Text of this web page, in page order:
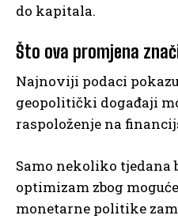
do kapitala.
Što ova promjena
Najnoviji podaci
geopolitički događaji
raspoloženje na
Samo nekoliko tjedana
optimizam zbog
monetarne politike